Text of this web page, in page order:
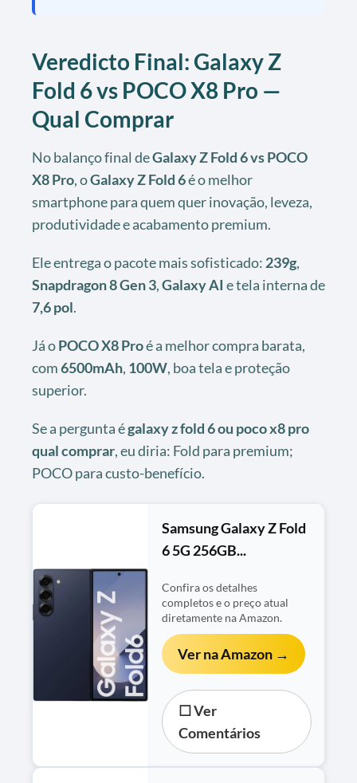
Veredicto Final: Galaxy Z
Fold 6 vs POCO X8 Pro —
Qual Comprar
No balanço final deGalaxy Z Fold 6 vs POCO
X8 Pro, oGalaxy Z Fold 6é o melhor
smartphone para quem quer inovação, leveza,
produtividade e acabamento premium.
Ele entrega o pacote mais sofisticado: 239g,
Snapdragon 8 Gen 3,Galaxy AI e tela interna de
7,6 pol.
Já oPOCO X8 Proé a melhor compra barata,
com6500mAh, 100W, boa tela e proteção
superior.
Se a pergunta égalaxy z fold 6 ou poco x8 pro
qual comprar, eu diria: Fold para premium;
POCO para custo-benefício.
Samsung Galaxy Z Fold
6 5G 256GB...
Confira os detalhes
completos e o preço atual
diretamente na Amazon.
Ver na Amazon →
☐ Ver
Comentários